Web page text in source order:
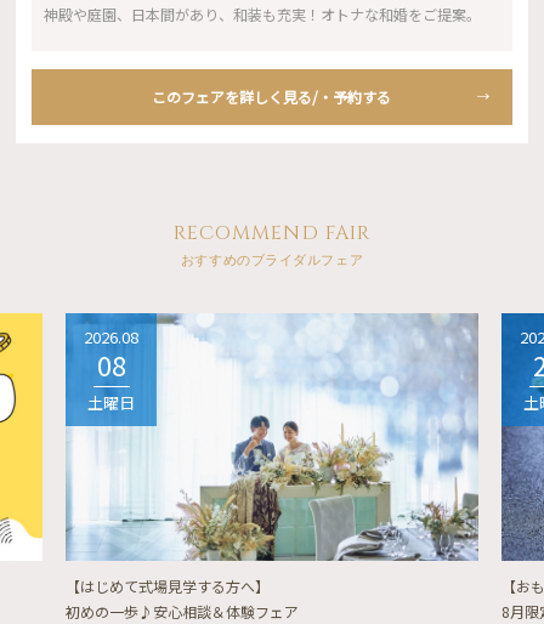
神殿や庭園、日本間があり、和装も充実！オトナな和婚をご提案。
このフェアを詳しく見る/・予約する
RECOMMEND FAIR
おすすめのブライダルフェア
2026.08
08
土曜日
【はじめて式場見学する方へ】
初めの一歩♪安心相談＆体験フェア
土
【お
8月限